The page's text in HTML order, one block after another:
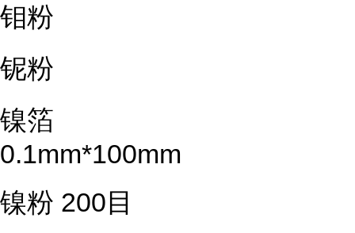
钼粉
铌粉
镍箔
0.1mm*100mm
镍粉 200目